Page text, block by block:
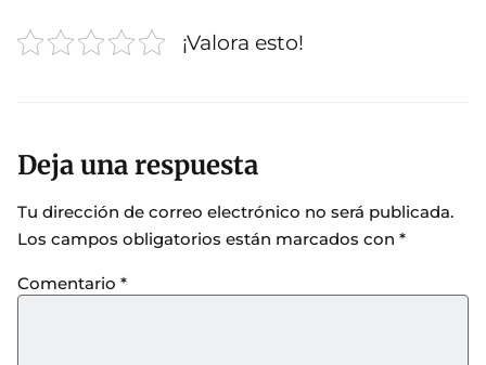
¡Valora esto!
Deja una respuesta
Tu dirección de correo electrónico no será publicada.
Los campos obligatorios están marcados con *
Comentario *